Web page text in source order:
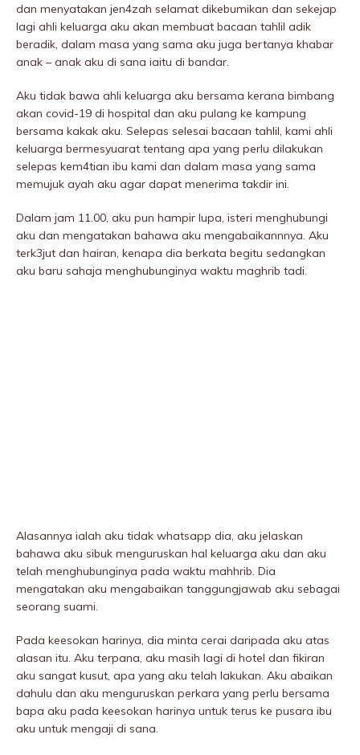
dan menyatakan jen4zah selamat dikebumikan dan sekejap
lagi ahli keluarga aku akan membuat bacaan tahliI adik
beradik, dalam masa yang sama aku juga bertanya khabar
anak – anak aku di sana iaitu di bandar.
Aku tidak bawa ahli keluarga aku bersama kerana bimbang
akan covid-19 di hospitaI dan aku pulang ke kampung
bersama kakak aku. Selepas selesai bacaan tahliI, kami ahli
keluarga bermesyuarat tentang apa yang perlu dilakukan
selepas kem4tian ibu kami dan dalam masa yang sama
memujuk ayah aku agar dapat menerima takdir ini.
Dalam jam 11.00, aku pun hampir lupa, isteri menghubungi
aku dan mengatakan bahawa aku mengabaikannnya. Aku
terk3jut dan hairan, kenapa dia berkata begitu sedangkan
aku baru sahaja menghubunginya waktu maghrib tadi.
Alasannya ialah aku tidak whatsapp dia, aku jelaskan
bahawa aku sibuk menguruskan hal keluarga aku dan aku
telah menghubunginya pada waktu mahhrib. Dia
mengatakan aku mengabaikan tanggungjawab aku sebagai
seorang suami.
Pada keesokan harinya, dia minta cerai daripada aku atas
alasan itu. Aku terpana, aku masih lagi di hotel dan fikiran
aku sangat kusut, apa yang aku telah lakukan. Aku abaikan
dahulu dan aku menguruskan perkara yang perlu bersama
bapa aku pada keesokan harinya untuk terus ke pusara ibu
aku untuk mengaji di sana.